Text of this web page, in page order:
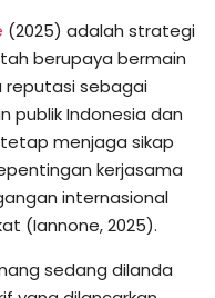
(2025) adalah strategi
berupaya bermain
reputasi sebagai
publik Indonesia dan
menjaga sikap
kerjasama
internasional
(Iannone, 2025).
sedang dilanda